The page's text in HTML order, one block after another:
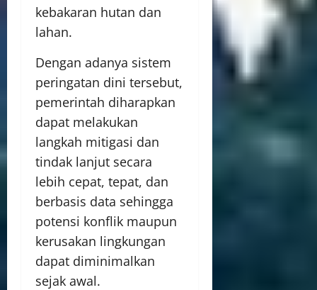
kebakaran hutan dan
lahan.
Dengan adanya sistem
peringatan dini tersebut,
pemerintah diharapkan
dapat melakukan
langkah mitigasi dan
tindak lanjut secara
lebih cepat, tepat, dan
berbasis data sehingga
potensi konflik maupun
kerusakan lingkungan
dapat diminimalkan
sejak awal.